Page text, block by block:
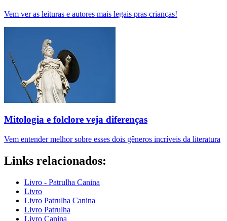
Vem ver as leituras e autores mais legais pras crianças!
Mitologia e folclore veja diferenças
Vem entender melhor sobre esses dois gêneros incríveis da literatura
Links relacionados:
Livro - Patrulha Canina
Livro
Livro Patrulha Canina
Livro Patrulha
Livro Canina